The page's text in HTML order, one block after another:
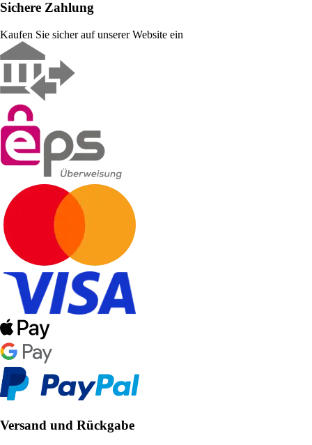
Sichere Zahlung
Kaufen Sie sicher auf unserer Website ein
Versand und Rückgabe